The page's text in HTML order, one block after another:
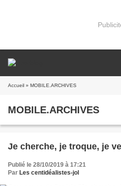
Accueil » MOBILE.ARCHIVES
MOBILE.ARCHIVES
Je cherche, je troque, je
Publié le 28/10/2019 à 17:21
Par Les centidéalistes-jol